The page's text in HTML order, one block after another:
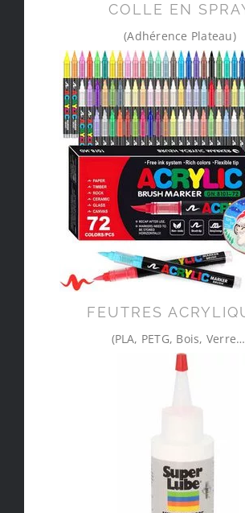
COLLE EN
(Adhérence Plateau)
FEUTRES
(PLA, PETG, Bois,